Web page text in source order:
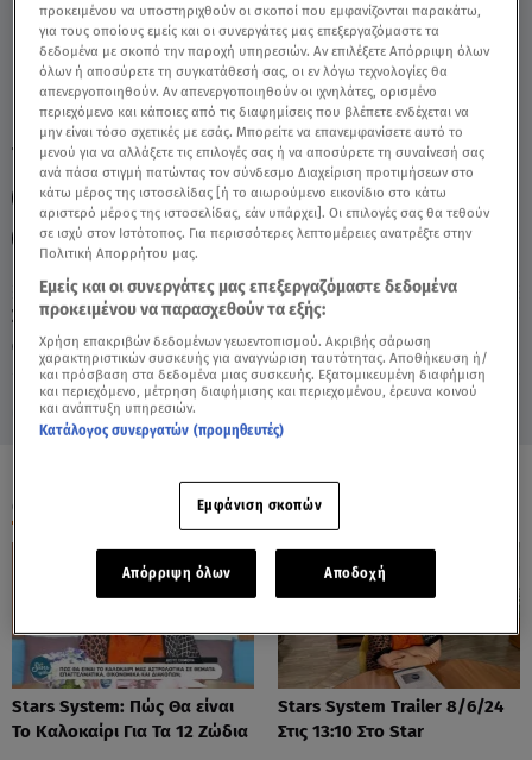
Σάββατο 8 Αυγούστου 2026
09.04.20, 12:56 ΖΩΔΙΑ
TAGS: ΑΣΗ ΜΠΗΛΙΟΥ ΖΩΔΙΑ
ΑΣΤΡΟΛΟΓΙΚΕΣ ΠΡΟΒΛΕΨΕΙΣ ΙΧΘΥΕΣ
ΖΩΔΙΑ ΑΣΗ ΜΠΗΛΙΟΥ
ΖΩΔΙΑ ΑΣΗ ΜΠΗΛΙΟΥ
ΟΛΑ ΤΑ ΒΙΝΤΕΟ
Stars System: Πώς Θα είναι
Το Καλοκαίρι Για Τα 12 Ζώδια
Stars System Trailer 8/6/24
Στις 13:10 Στο Star
προκειμένου να υποστηριχθούν οι σκοποί που εμφανίζονται παρακάτω,
για τους οποίους εμείς και οι συνεργάτες μας επεξεργαζόμαστε τα
δεδομένα με σκοπό την παροχή υπηρεσιών. Αν επιλέξετε Απόρριψη όλων
όλων ή αποσύρετε τη συγκατάθεσή σας, οι εν λόγω τεχνολογίες θα
απενεργοποιηθούν. Αν απενεργοποιηθούν οι ιχνηλάτες, ορισμένο
περιεχόμενο και κάποιες από τις διαφημίσεις που βλέπετε ενδέχεται να
μην είναι τόσο σχετικές με εσάς. Μπορείτε να επανεμφανίσετε αυτό το
μενού για να αλλάξετε τις επιλογές σας ή να αποσύρετε τη συναίνεσή σας
ανά πάσα στιγμή πατώντας τον σύνδεσμο Διαχείριση προτιμήσεων στο
κάτω μέρος της ιστοσελίδας [ή το αιωρούμενο εικονίδιο στο κάτω
αριστερό μέρος της ιστοσελίδας, εάν υπάρχει]. Οι επιλογές σας θα τεθούν
σε ισχύ στον Ιστότοπος. Για περισσότερες λεπτομέρειες ανατρέξτε στην
Πολιτική Απορρήτου μας.
Εμείς και οι συνεργάτες μας επεξεργαζόμαστε δεδομένα
προκειμένου να παρασχεθούν τα εξής:
Χρήση επακριβών δεδομένων γεωεντοπισμού. Ακριβής σάρωση
χαρακτηριστικών συσκευής για αναγνώριση ταυτότητας. Αποθήκευση ή/
και πρόσβαση στα δεδομένα μιας συσκευής. Εξατομικευμένη διαφήμιση
και περιεχόμενο, μέτρηση διαφήμισης και περιεχομένου, έρευνα κοινού
και ανάπτυξη υπηρεσιών.
Κατάλογος συνεργατών (προμηθευτές)
Εμφάνιση σκοπών
Απόρριψη όλων Αποδοχή